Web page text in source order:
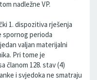
nadležne VP.
1. dispozitiva rješenja
spornog perioda
valjan materijalni
Pri tome je
članom 128. stav (4)
i svjedoka ne smatraju